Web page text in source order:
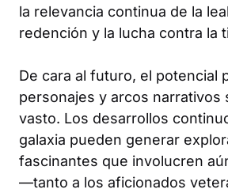
la relevancia continua de la
redención y la lucha contra la
De cara al futuro, el potencial
personajes y arcos narrativos
vasto. Los desarrollos
galaxia pueden generar
fascinantes que involucren
—tanto a los aficionados